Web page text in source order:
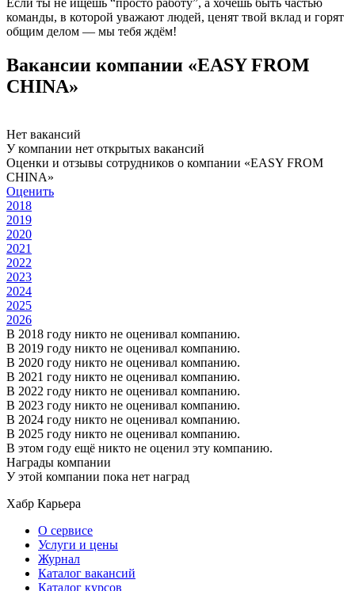
команды, в которой уважают людей, ценят твой вклад и горят
общим делом — мы тебя ждём!
Вакансии компании «EASY FROM
CHINA»
Нет вакансий
У компании нет открытых вакансий
Оценки и отзывы сотрудников о компании «EASY FROM
CHINA»
Оценить
2018
2019
2020
2021
2022
2023
2024
2025
2026
В 2018 году никто не оценивал компанию.
В 2019 году никто не оценивал компанию.
В 2020 году никто не оценивал компанию.
В 2021 году никто не оценивал компанию.
В 2022 году никто не оценивал компанию.
В 2023 году никто не оценивал компанию.
В 2024 году никто не оценивал компанию.
В 2025 году никто не оценивал компанию.
В этом году ещё никто не оценил эту компанию.
Награды компании
У этой компании пока нет наград
Хабр Карьера
О сервисе
Услуги и цены
Журнал
Каталог вакансий
Каталог курсов